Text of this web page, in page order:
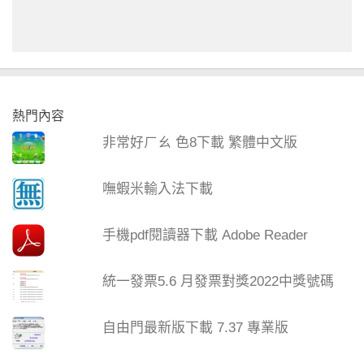
熱門內容
非常好ㄏㄠ 色8下載 繁體中文版
嘸蝦米輸入法下載
手機pdf閱讀器下載 Adobe Reader
統一發票5.6 月發票對獎2022中獎號碼
自由門最新版下載 7.37 專業版